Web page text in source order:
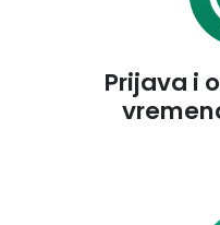
Prijava i